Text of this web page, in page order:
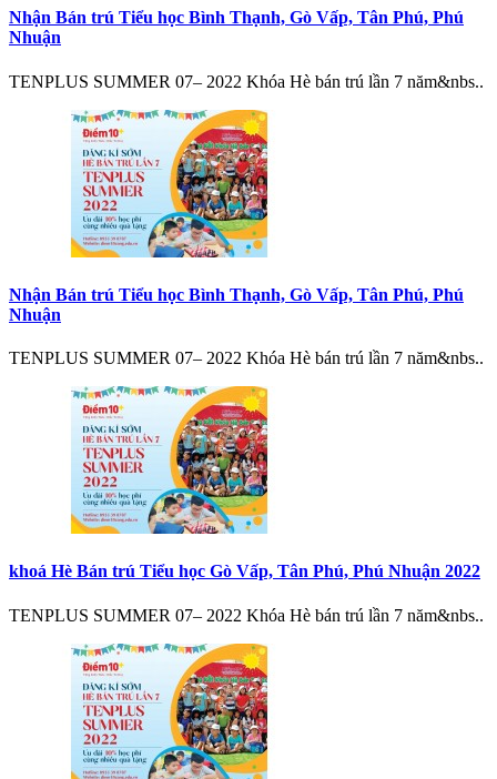
Nhận Bán trú Tiểu học Bình Thạnh, Gò Vấp, Tân Phú, Phú
Nhuận
TENPLUS SUMMER 07– 2022 Khóa Hè bán trú lần 7 năm&nbs..
Nhận Bán trú Tiểu học Bình Thạnh, Gò Vấp, Tân Phú, Phú
Nhuận
TENPLUS SUMMER 07– 2022 Khóa Hè bán trú lần 7 năm&nbs..
khoá Hè Bán trú Tiểu học Gò Vấp, Tân Phú, Phú Nhuận 2022
TENPLUS SUMMER 07– 2022 Khóa Hè bán trú lần 7 năm&nbs..